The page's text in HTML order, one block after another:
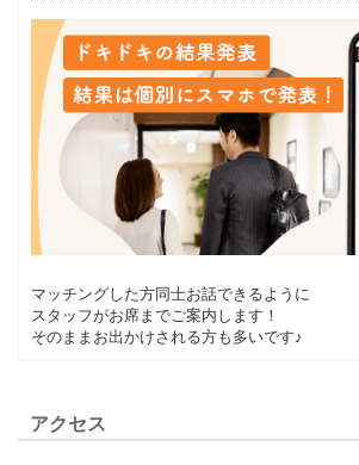
マッチングした方同士お話できるように
スタッフがお席までご案内します！
そのままお出かけされる方も多いです♪
アクセス